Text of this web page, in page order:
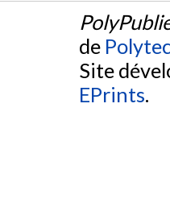
de
Site
EPrints.